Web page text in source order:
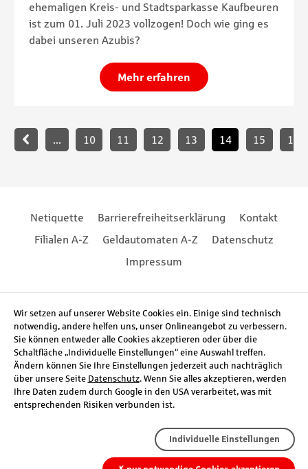
ehemaligen Kreis- und Stadtsparkasse Kaufbeuren
ist zum 01. Juli 2023 vollzogen! Doch wie ging es
dabei unseren Azubis?
Mehr erfahren
Paginierung
...
10 11 12 13 14 15 16
Footernavigation
Netiquette Barrierefreiheitserklärung
Kontakt
Filialen A-Z
Geldautomaten A-Z
Datenschutz
Impressum
Wir setzen auf unserer Website Cookies ein. Einige sind technisch
notwendig, andere helfen uns, unser Onlineangebot zu verbessern.
Sie können entweder alle Cookies akzeptieren oder über die
Schaltfläche „Individuelle Einstellungen“ eine Auswahl treffen.
Ändern können Sie Ihre Einstellungen jederzeit auch nachträglich
über unsere Seite Datenschutz. Wenn Sie alles akzeptieren, werden
Ihre Daten zudem durch Google in den USA verarbeitet, was mit
entsprechenden Risiken verbunden ist.
Individuelle Einstellungen